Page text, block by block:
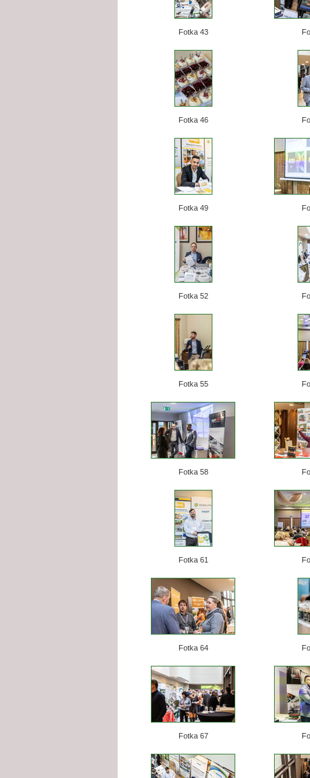
Fotka 43
Fotka 46
Fotka 49
Fotka 52
Fotka 55
Fotka 58
Fotka 61
Fotka 64
Fotka 67